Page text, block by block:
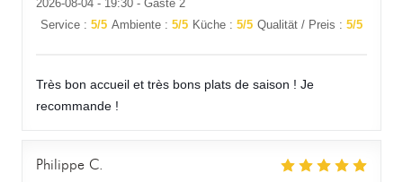
2026-08-04 - 19:30 - Gäste 2
Service : 5/5 Ambiente : 5/5 Küche : 5/5 Qualität / Preis : 5/5
Très bon accueil et très bons plats de saison ! Je
recommande !
Philippe C